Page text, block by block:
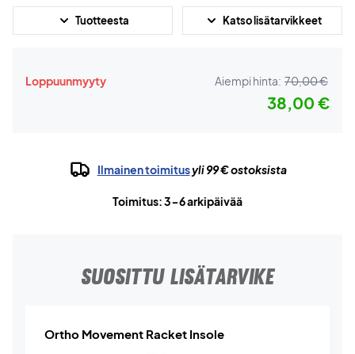
Tuotteesta Katso lisätarvikkeet
Loppuunmyyty Aiempi hinta: 70,00 €
38,00 €
Ilmainen toimitusyli 99 € ostoksista
Toimitus: 3-6 arkipäivää
SUOSITTU LISÄTARVIKE
Ortho Movement Racket Insole